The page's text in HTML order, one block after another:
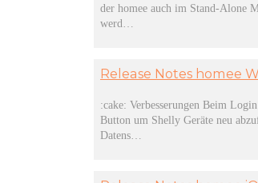
der homee auch im Stand-Alone
werd…
Release Notes homee
:cake: Verbesserungen Beim
Button um Shelly Geräte neu
Datens…